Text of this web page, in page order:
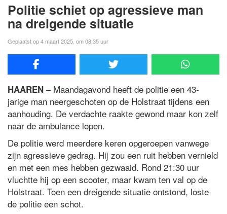
Politie schiet op agressieve man
na dreigende situatie
Geplaatst op 4 maart 2025, om 08:35 uur
HAAREN – Maandagavond heeft de politie een 43-
jarige man neergeschoten op de Holstraat tijdens een
aanhouding. De verdachte raakte gewond maar kon zelf
naar de ambulance lopen.
De politie werd meerdere keren opgeroepen vanwege
zijn agressieve gedrag. Hij zou een ruit hebben vernield
en met een mes hebben gezwaaid. Rond 21:30 uur
vluchtte hij op een scooter, maar kwam ten val op de
Holstraat. Toen een dreigende situatie ontstond, loste
de politie een schot.